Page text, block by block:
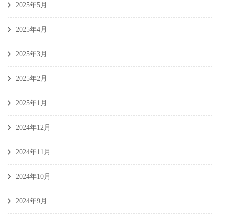
2025年5月
2025年4月
2025年3月
2025年2月
2025年1月
2024年12月
2024年11月
2024年10月
2024年9月